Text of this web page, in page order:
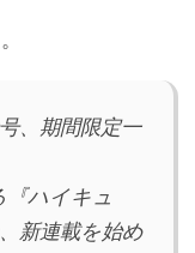
、期間限定一
ハイキュ
新連載を始め